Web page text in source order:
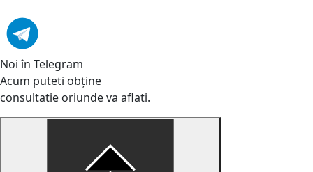
Noi în Telegram
Acum puteti obține
consultatie oriunde va aflati.